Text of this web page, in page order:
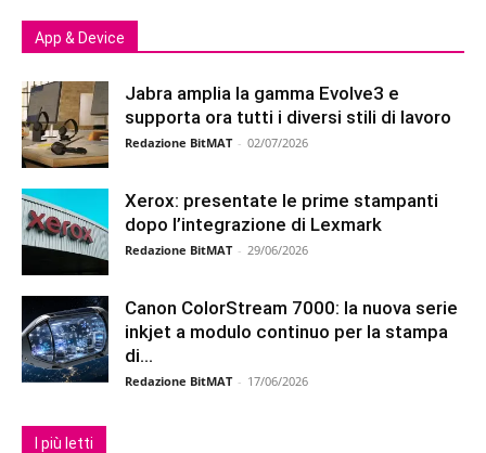
App & Device
Jabra amplia la gamma Evolve3 e
supporta ora tutti i diversi stili di lavoro
Redazione BitMAT - 02/07/2026
Xerox: presentate le prime stampanti
dopo l’integrazione di Lexmark
Redazione BitMAT - 29/06/2026
Canon ColorStream 7000: la nuova serie
inkjet a modulo continuo per la stampa
di...
Redazione BitMAT - 17/06/2026
I più letti